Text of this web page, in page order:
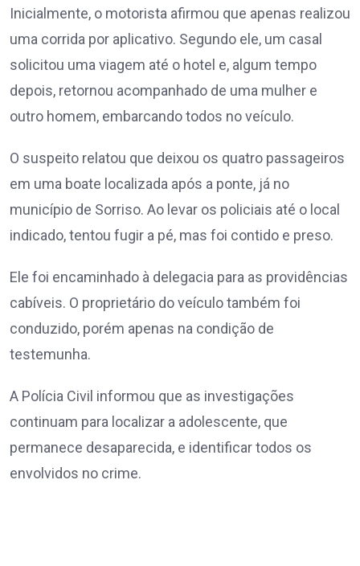
Inicialmente, o motorista afirmou que apenas realizou
uma corrida por aplicativo. Segundo ele, um casal
solicitou uma viagem até o hotel e, algum tempo
depois, retornou acompanhado de uma mulher e
outro homem, embarcando todos no veículo.
O suspeito relatou que deixou os quatro passageiros
em uma boate localizada após a ponte, já no
município de Sorriso. Ao levar os policiais até o local
indicado, tentou fugir a pé, mas foi contido e preso.
Ele foi encaminhado à delegacia para as providências
cabíveis. O proprietário do veículo também foi
conduzido, porém apenas na condição de
testemunha.
A Polícia Civil informou que as investigações
continuam para localizar a adolescente, que
permanece desaparecida, e identificar todos os
envolvidos no crime.